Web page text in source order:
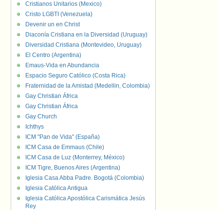
Cristianos Unitarios (Mexico)
Cristo LGBTI (Venezuela)
Devenir un en Christ
Diaconía Cristiana en la Diversidad (Uruguay)
Diversidad Cristiana (Montevideo, Uruguay)
El Centro (Argentina)
Emaus-Vida en Abundancia
Espacio Seguro Católico (Costa Rica)
Fraternidad de la Amistad (Medellin, Colombia)
Gay Christian África
Gay Christian África
Gay Church
Ichthys
ICM "Pan de Vida" (España)
ICM Casa de Emmaus (Chile)
ICM Casa de Luz (Monterrey, México)
ICM Tigre, Buenos Aires (Argentina)
Iglesia Casa Abba Padre. Bogotá (Colombia)
Iglesia Católica Antigua
Iglesia Católica Apostólica Carismática Jesús
Rey